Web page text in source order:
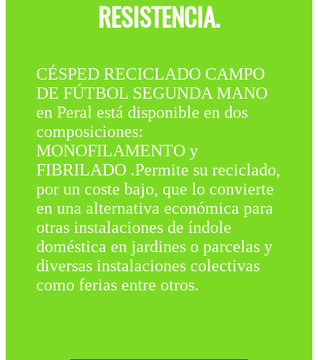
RESISTENCIA.
CÉSPED RECICLADO CAMPO
DE FÚTBOL SEGUNDA MANO
en Peral está disponible en dos
composiciones:
MONOFILAMENTO y
FIBRILADO .Permite su reciclado,
por un coste bajo, que lo convierte
en una alternativa económica para
otras instalaciones de índole
doméstica en jardines o parcelas y
diversas instalaciones colectivas
como ferias entre otros.